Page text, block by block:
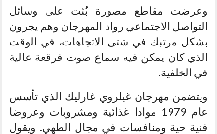
وعرضت مقاطع مصورة بُثت على وسائل
التواصل الاجتماعي رواد المهرجان وهم يجرون
بشكل مرتبك في شتى الاتجاهات، في الوقت
الذي كان يمكن فيه سماع صوت فرقعة عالية
في الخلفية.
ويتضمن مهرجان غيلروي غارليك الذي تأسس
عام 1979 موادا غذائية ومشروبات وعروضا
فنية حية ومنافسات في مجال الطهي. ويقول